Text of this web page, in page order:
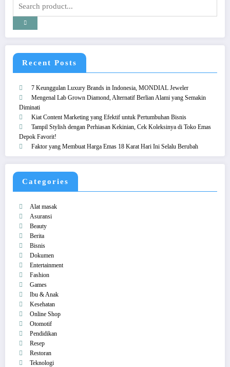
Recent Posts
7 Keunggulan Luxury Brands in Indonesia, MONDIAL Jeweler
Mengenal Lab Grown Diamond, Alternatif Berlian Alami yang Semakin
Diminati
Kiat Content Marketing yang Efektif untuk Pertumbuhan Bisnis
Tampil Stylish dengan Perhiasan Kekinian, Cek Koleksinya di Toko Emas
Depok Favorit!
Faktor yang Membuat Harga Emas 18 Karat Hari Ini Selalu Berubah
Categories
Alat masak
Asuransi
Beauty
Berita
Bisnis
Dokumen
Entertainment
Fashion
Games
Ibu & Anak
Kesehatan
Online Shop
Otomotif
Pendidikan
Resep
Restoran
Teknologi